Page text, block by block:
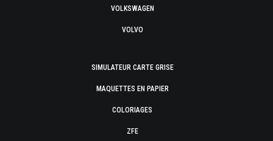
VOLKSWAGEN
VOLVO
SIMULATEUR CARTE GRISE
MAQUETTES EN PAPIER
COLORIAGES
ZFE